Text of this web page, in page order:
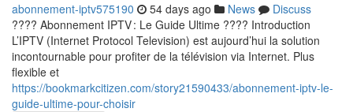
abonnement-iptv575190 54 days ago News
Discuss
???? Abonnement IPTV : Le Guide Ultime ???? Introduction
L’IPTV (Internet Protocol Television) est aujourd’hui la solution
incontournable pour profiter de la télévision via Internet. Plus
flexible et
https://bookmarkcitizen.com/story21590433/abonnement-iptv-le-
guide-ultime-pour-choisir